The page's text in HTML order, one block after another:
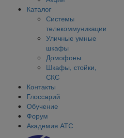
Каталог
Системы
телекоммуникации
Уличные умные
шкафы
Домофоны
Шкафы, стойки,
СКС
Контакты
Глоссарий
Обучение
Форум
Академия АТС